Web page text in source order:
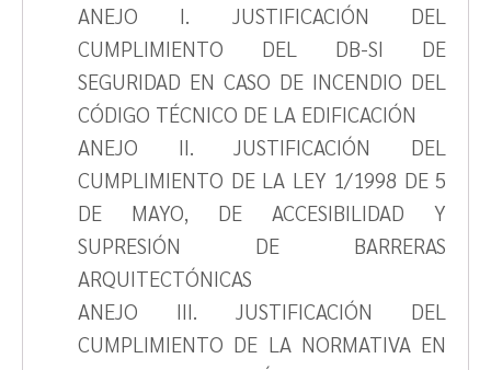
ANEJO I. JUSTIFICACIÓN DEL
CUMPLIMIENTO DEL DB-SI DE
SEGURIDAD EN CASO DE INCENDIO DEL
CÓDIGO TÉCNICO DE LA EDIFICACIÓN
ANEJO II. JUSTIFICACIÓN DEL
CUMPLIMIENTO DE LA LEY 1/1998 DE 5
DE MAYO, DE ACCESIBILIDAD Y
SUPRESIÓN DE BARRERAS
ARQUITECTÓNICAS
ANEJO III. JUSTIFICACIÓN DEL
CUMPLIMIENTO DE LA NORMATIVA EN